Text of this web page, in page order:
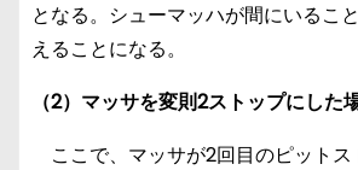
となる。シューマッハが間にいるこ
えることになる。
（2）マッサを変則2ストップにした
ここで、マッサが2回目のピット